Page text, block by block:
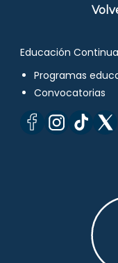
Educación Continua
Programas
Convocatorias